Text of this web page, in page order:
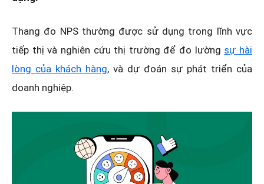
Thang đo NPS thường được sử dụng trong lĩnh vực
tiếp thị và nghiên cứu thị trường để đo lường sự hài
lòng của khách hàng, và dự đoán sự phát triển của
doanh nghiệp.